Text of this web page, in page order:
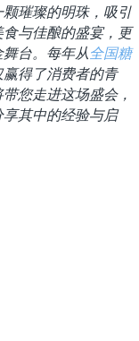
璀璨的明珠，吸引
与佳酿的盛宴，更
台。每年从全国糖
得了消费者的青
您走进这场盛会，
其中的经验与启